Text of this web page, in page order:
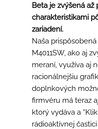
Beta je zvýšená až
charakteristikami
zariadení.
Naša
M4011SW, ako aj
meraní, využíva aj
racionálnejšiu
doplnkových
firmvéru má teraz
ktorý vydáva a
rádioaktívnej